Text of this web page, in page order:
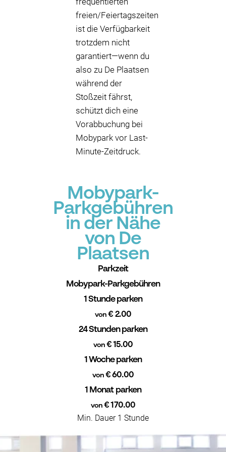
freien/Feiertagszeiten
ist die Verfügbarkeit
trotzdem nicht
garantiert—wenn du
also zu De Plaatsen
während der
Stoßzeit fährst,
schützt dich eine
Vorabbuchung bei
Mobypark vor Last-
Minute-Zeitdruck.
Mobypark-
Parkgebühren
in der Nähe
von De
Plaatsen
Parkzeit
Mobypark-Parkgebühren
1 Stunde parken
von € 2.00
24 Stunden parken
von€ 15.00
1 Woche parken
von€ 60.00
1 Monat parken
von € 170.00
Min. Dauer 1 Stunde